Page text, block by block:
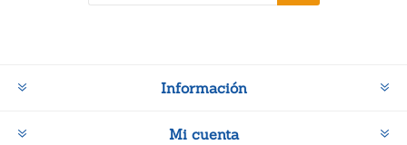
Información
Mi cuenta